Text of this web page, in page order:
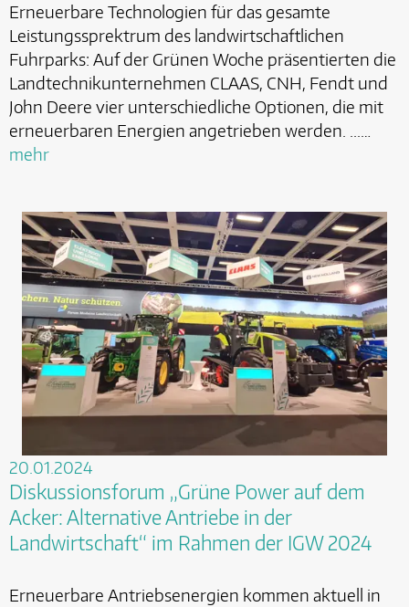
Erneuerbare Technologien für das gesamte
Leistungssprektrum des landwirtschaftlichen
Fuhrparks: Auf der Grünen Woche präsentierten die
Landtechnikunternehmen CLAAS, CNH, Fendt und
John Deere vier unterschiedliche Optionen, die mit
erneuerbaren Energien angetrieben werden. ...…
mehr
20.01.2024
Diskussionsforum „Grüne Power auf dem
Acker: Alternative Antriebe in der
Landwirtschaft“ im Rahmen der IGW 2024
Erneuerbare Antriebsenergien kommen aktuell in